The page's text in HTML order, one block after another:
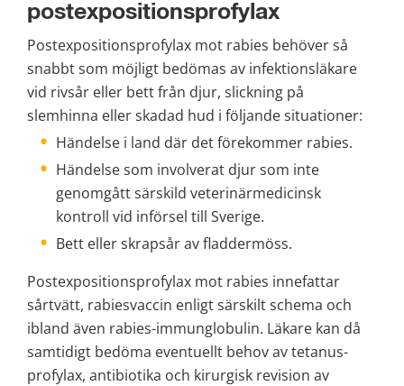
postexpositionsprofylax
Postexpositionsprofylax mot rabies behöver så
snabbt som möjligt bedömas av infektionsläkare
vid rivsår eller bett från djur, slickning på
slemhinna eller skadad hud i följande situationer:
Händelse i land där det förekommer rabies.
Händelse som involverat djur som inte
genomgått särskild veterinärmedicinsk
kontroll vid införsel till Sverige.
Bett eller skrapsår av fladdermöss.
Postexpositionsprofylax mot rabies innefattar
sårtvätt, rabiesvaccin enligt särskilt schema och
ibland även rabies-immunglobulin. Läkare kan då
samtidigt bedöma eventuellt behov av tetanus-
profylax, antibiotika och kirurgisk revision av